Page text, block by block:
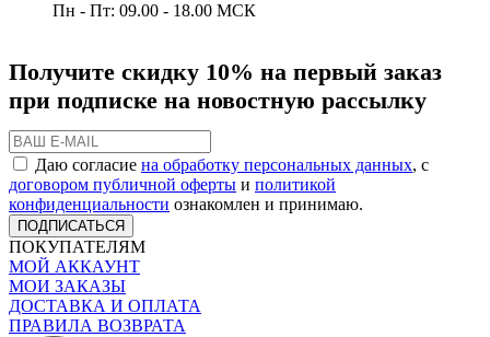
Пн - Пт: 09.00 - 18.00 МСК
Получите скидку 10% на первый заказ
при подписке на новостную рассылку
Даю согласие на обработку персональных данных, с
договором публичной оферты и политикой
конфиденциальности ознакомлен и принимаю.
ПОДПИСАТЬСЯ
ПОКУПАТЕЛЯМ
МОЙ АККАУНТ
МОИ ЗАКАЗЫ
ДОСТАВКА И ОПЛАТА
ПРАВИЛА ВОЗВРАТА